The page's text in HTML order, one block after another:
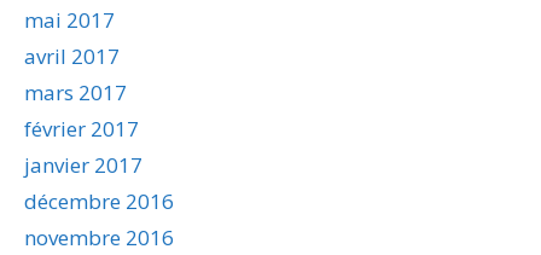
mai 2017
avril 2017
mars 2017
février 2017
janvier 2017
décembre 2016
novembre 2016